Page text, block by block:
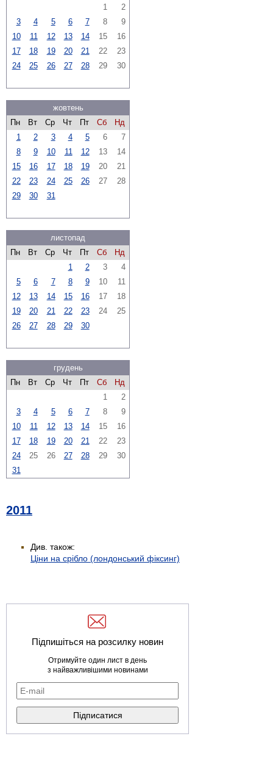
1
2
3
4 5 6 7 8
9
10
11 12 13 14 15
16
17
18 19 20 21 22
23
24
25 26 27 28 29 30
жовтень
Пн
Вт Ср Чт Пт Сб
Нд
1
2 3 4 5 6
7
8
9 10 11 12 13
14
15
16 17 18 19 20
21
22
23 24 25 26 27
28
29
30 31
листопад
Пн
Вт Ср Чт Пт Сб
Нд
1
2 3
4
5
6 7 8 9 10
11
12
13 14 15 16 17
18
19
20 21 22 23 24
25
26
27 28 29 30
грудень
Пн
Вт Ср Чт Пт Сб
Нд
1
2
3
4 5 6 7 8
9
10
11 12 13 14 15
16
17
18 19 20 21 22
23
24
25 26 27 28 29
30
31
2011
Див. також:
Ціни на срібло (лондонський фіксинг)
Підпишіться на розсилку новин
Отримуйте один лист в день
з найважливішими новинами